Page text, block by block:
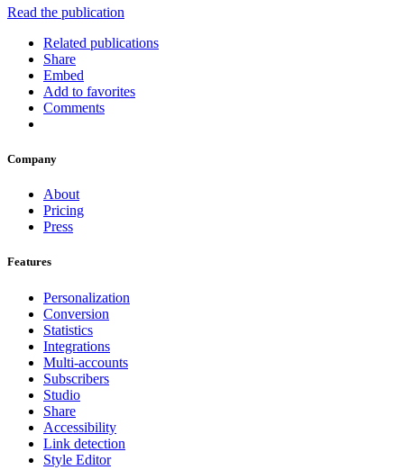
Read the publication
Related publications
Share
Embed
Add to favorites
Comments
Company
About
Pricing
Press
Features
Personalization
Conversion
Statistics
Integrations
Multi-accounts
Subscribers
Studio
Share
Accessibility
Link detection
Style Editor